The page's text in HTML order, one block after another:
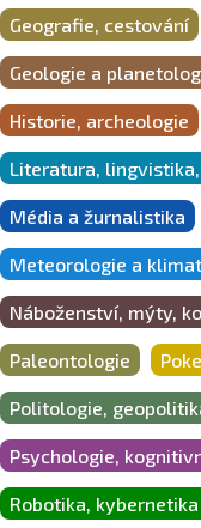
Geografie, cestování
Geologie a
Historie, archeologie
Literatura,
Média a žurnalistika
Meteorologie a
Náboženství, mýty,
Paleontologie
Politologie,
Psychologie,
Robotika, kybernetika